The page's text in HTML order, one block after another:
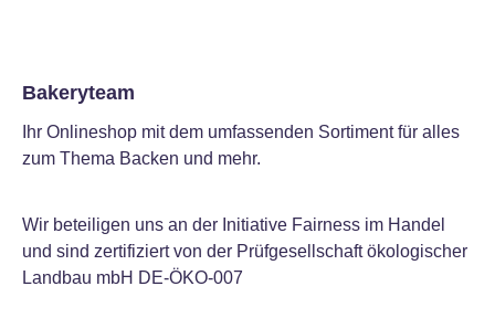
Bakeryteam
Ihr Onlineshop mit dem umfassenden Sortiment für alles
zum Thema Backen und mehr.
Wir beteiligen uns an der Initiative Fairness im Handel
und sind zertifiziert von der Prüfgesellschaft ökologischer
Landbau mbH DE-ÖKO-007